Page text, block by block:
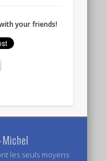
your friends!
les seuls moyens